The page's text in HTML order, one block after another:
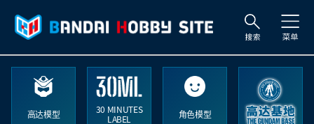
索
高达模型
30 MINUTES
LABEL
角色模型